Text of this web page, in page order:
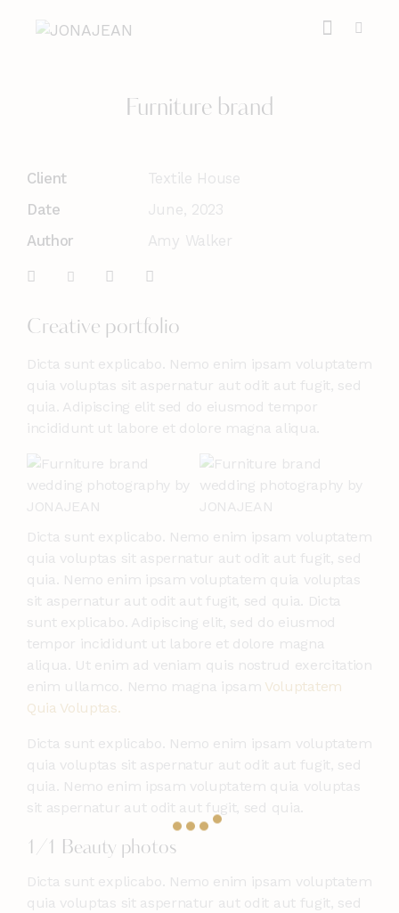
Furniture brand
Client
Textile House
Date
June, 2023
Author
Amy Walker
Creative portfolio
Dicta sunt explicabo. Nemo enim ipsam voluptatem
quia voluptas sit aspernatur aut odit aut fugit, sed
quia. Adipiscing elit sed do eiusmod tempor
incididunt ut labore et dolore magna aliqua.
Dicta sunt explicabo. Nemo enim ipsam voluptatem
quia voluptas sit aspernatur aut odit aut fugit, sed
quia. Nemo enim ipsam voluptatem quia voluptas
sit aspernatur aut odit aut fugit, sed quia. Dicta
sunt explicabo. Adipiscing elit, sed do eiusmod
tempor incididunt ut labore et dolore magna
aliqua. Ut enim ad veniam quis nostrud exercitation
enim ullamco. Nemo magna ipsam Voluptatem
Quia Voluptas.
Dicta sunt explicabo. Nemo enim ipsam voluptatem
quia voluptas sit aspernatur aut odit aut fugit, sed
quia. Nemo enim ipsam voluptatem quia voluptas
sit aspernatur aut odit aut fugit, sed quia.
1/1 Beauty photos
Dicta sunt explicabo. Nemo enim ipsam voluptatem
quia voluptas sit aspernatur aut odit aut fugit, sed